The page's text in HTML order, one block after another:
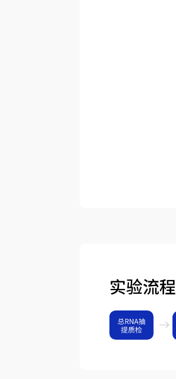
实验流程